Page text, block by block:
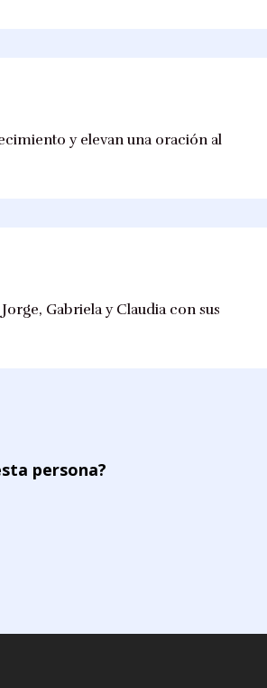
y elevan una oración al
Gabriela y Claudia con sus
persona?